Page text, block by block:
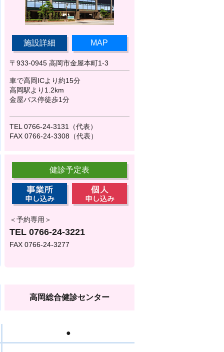
施設詳細 MAP
〒933-0945 高岡市金屋本町1-3
車で高岡ICより約15分
高岡駅より1.2km
金屋バス停徒歩1分
TEL 0766-24-3131（代表）
FAX 0766-24-3308（代表）
健診予定表
＜予約専用＞
TEL 0766-24-3221
FAX 0766-24-3277
高岡総合健診センター
●